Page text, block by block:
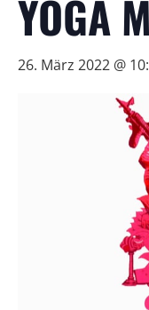
YOGA
26. März 2022 @